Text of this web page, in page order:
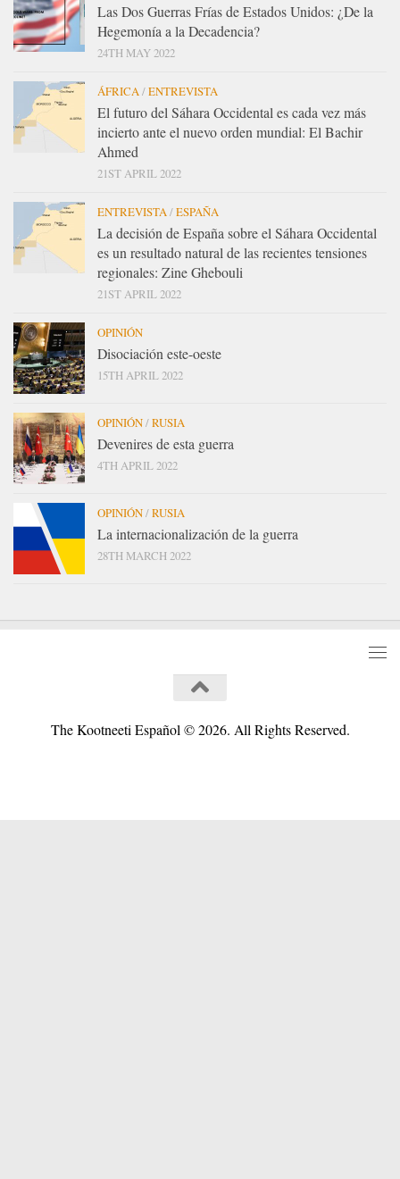
Las Dos Guerras Frías de Estados Unidos: ¿De la
Hegemonía a la Decadencia?
24TH MAY 2022
ÁFRICA/ENTREVISTA
El futuro del Sáhara Occidental es cada vez más
incierto ante el nuevo orden mundial: El Bachir
Ahmed
21ST APRIL 2022
ENTREVISTA/ESPAÑA
La decisión de España sobre el Sáhara Occidental
es un resultado natural de las recientes tensiones
regionales: Zine Ghebouli
21ST APRIL 2022
OPINIÓN
Disociación este-oeste
15TH APRIL 2022
OPINIÓN/RUSIA
Devenires de esta guerra
4TH APRIL 2022
OPINIÓN/RUSIA
La internacionalización de la guerra
28TH MARCH 2022
The Kootneeti Español © 2026. All Rights Reserved.